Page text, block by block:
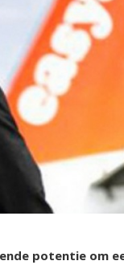
potentie om